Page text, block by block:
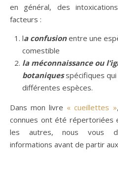
en général, des
facteurs :
la confusionentre une
comestible
la méconnaissance ou
botaniquesspécifiques
différentes espèces.
Dans mon livre « cueillettes »
connues ont été répertoriées
les autres, nous vous
informations avant de partir